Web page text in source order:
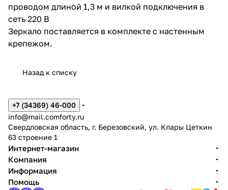
проводом длиной 1,3 м и вилкой подключения в
сеть 220 В
Зеркало поставляется в комплекте с настенным
крепежом.
Назад к списку
+7 (34369) 46-000
info@mail.comforty.ru
Свердловская область, г. Березовский, ул. Клары Цеткин
63 строение 1
Интернет-магазин
Компания
Информация
Помощь